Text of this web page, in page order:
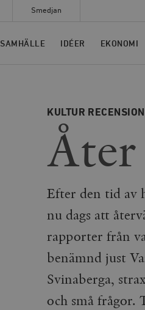
Smedjan
SAMHÄLLE IDÉER EKONOMI
KULTUR
Efter den tid av
nu dags att
rapporter från
benämnd just
Svinaberga,
och små